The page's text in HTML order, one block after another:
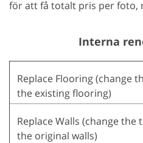
för att få totalt pris per foto,
Interna
Replace Flooring (change
the existing flooring)
Replace Walls (change the
the original walls)